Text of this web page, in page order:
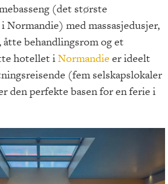
(det største
Normandie) med massasjedusjer,
behandlingsrom og et
hotellet iNormandie er ideelt
(fem selskapslokaler
den perfekte basen for en ferie i